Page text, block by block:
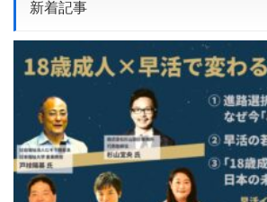
新着記事